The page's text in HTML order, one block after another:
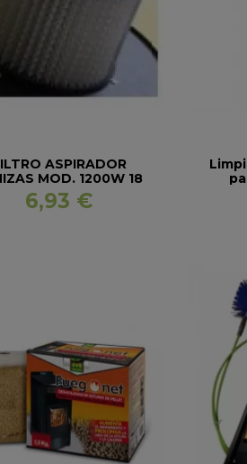
ASPIRADOR
MOD. 1200W 18
LT
6,93 €